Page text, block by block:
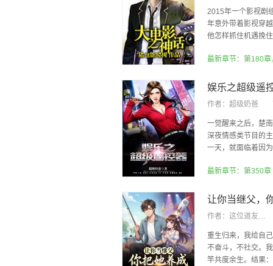
2015年一个影视剧
年意外带着影视穿
他怎样抓住机遇挽
最新章节：第180
娱乐之超级遥
作者： 超级奶爸
一觉醒来之后，楚
深夜情感类节目的
一天，就面临着因
最新章节：第350
作者： 这位道友请留步
重生归来，我给自
不奋斗，不社交。
竿共度余生。结果